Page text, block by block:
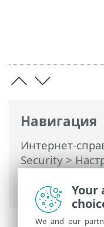
Навигация
Интернет-
Security>
Your
We and our